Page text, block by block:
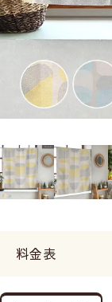
料金表